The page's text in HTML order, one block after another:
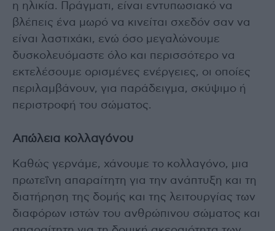
η ηλικία. Πράγματι, είναι εντυπωσιακό να
βλέπεις ένα μωρό να κινείται σχεδόν σαν να
είναι λαστιχάκι, ενώ όσο μεγαλώνουμε
δυσκολευόμαστε όλο και περισσότερο να
εκτελέσουμε ορισμένες ενέργειες, οι οποίες
περιλαμβάνουν, για παράδειγμα, σκύψιμο ή
περιστροφή του σώματος.
Απώλεια κολλαγόνου
Καθώς γερνάμε, χάνουμε το κολλαγόνο, μια
πρωτεΐνη απαραίτητη για την ανάπτυξη και τη
διατήρηση της δομής και της λειτουργίας των
διαφόρων ιστών του ανθρώπινου σώματος και